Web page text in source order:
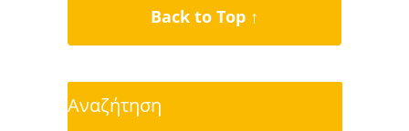
Back to Top ↑
Αναζήτηση